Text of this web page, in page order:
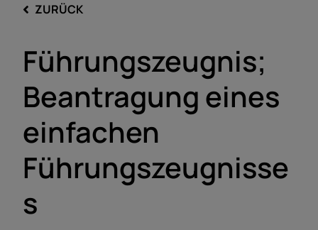
ZURÜCK
Führungszeugnis;
Beantragung eines
einfachen
Führungszeugnisse
s